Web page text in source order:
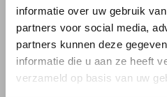
informatie over uw gebruik
partners voor social media,
partners kunnen deze
informatie die u aan ze heeft
verzameld op basis van uw
Jouw werk e-mailadres
Wachtwoord